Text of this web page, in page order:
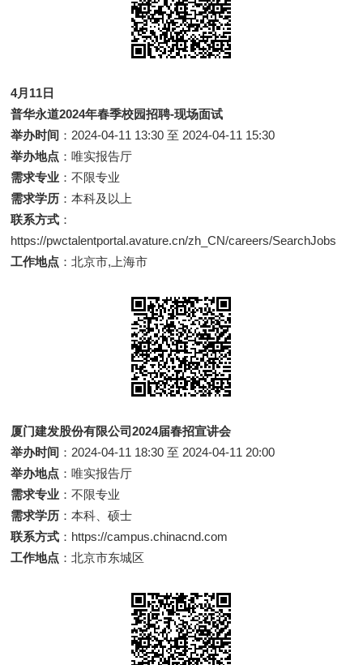
4月11日
普华永道2024年春季校园招聘-现场面试
举办时间 ：2024-04-11 13:30 至 2024-04-11 15:30
举办地点 ：唯实报告厅
需求专业 ：不限专业
需求学历 ：本科及以上
联系方式 ：
https://pwctalentportal.avature.cn/zh_CN/careers/SearchJobs
工作地点 ：北京市,上海市
厦门建发股份有限公司2024届春招宣讲会
举办时间 ：2024-04-11 18:30 至 2024-04-11 20:00
举办地点 ：唯实报告厅
需求专业 ：不限专业
需求学历 ：本科、硕士
联系方式 ：https://campus.chinacnd.com
工作地点 ：北京市东城区